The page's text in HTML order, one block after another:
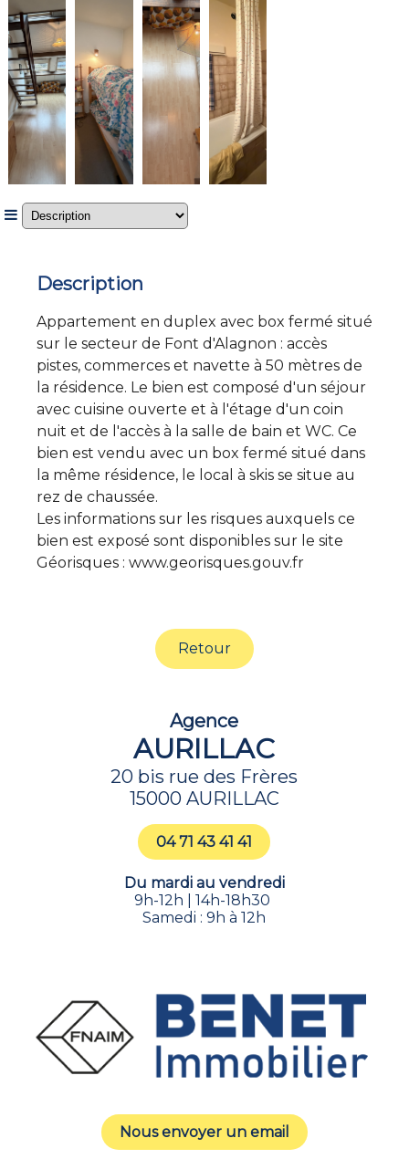
Description
Appartement en duplex avec box fermé situé
sur le secteur de Font d'Alagnon : accès
pistes, commerces et navette à 50 mètres de
la résidence. Le bien est composé d'un séjour
avec cuisine ouverte et à l'étage d'un coin
nuit et de l'accès à la salle de bain et WC. Ce
bien est vendu avec un box fermé situé dans
la même résidence, le local à skis se situe au
rez de chaussée.
Les informations sur les risques auxquels ce
bien est exposé sont disponibles sur le site
Géorisques : www.georisques.gouv.fr
Retour
Agence
AURILLAC
20 bis rue des Frères
15000 AURILLAC
04 71 43 41 41
Du mardi au vendredi
9h-12h | 14h-18h30
Samedi : 9h à 12h
Nous envoyer un email